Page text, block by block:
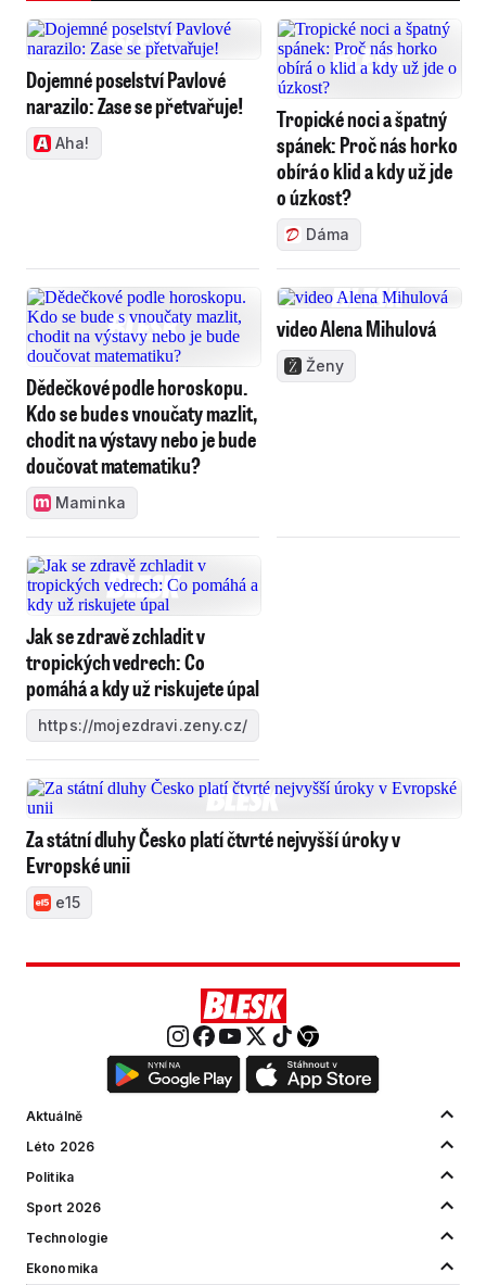
Dojemné poselství Pavlové
narazilo: Zase se přetvařuje!
Aha!
Tropické noci a špatný
spánek: Proč nás horko
obírá o klid a kdy už jde
o úzkost?
Dáma
Dědečkové podle horoskopu.
Kdo se bude s vnoučaty mazlit,
chodit na výstavy nebo je bude
doučovat matematiku?
Maminka
video Alena Mihulová
Ženy
Jak se zdravě zchladit v
tropických vedrech: Co
pomáhá a kdy už riskujete úpal
https://mojezdravi.zeny.cz/
Za státní dluhy Česko platí čtvrté nejvyšší úroky v
Evropské unii
e15
Aktuálně
Léto 2026
Politika
Sport 2026
Technologie
Ekonomika